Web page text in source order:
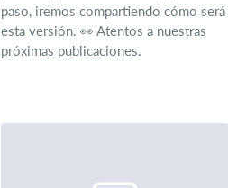
paso, iremos compartiendo cómo será
esta versión. 👀 Atentos a nuestras
próximas publicaciones.